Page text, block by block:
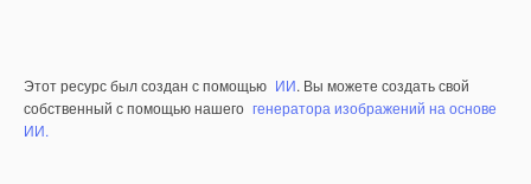
Этот ресурс был создан с помощью ИИ. Вы можете создать свой
собственный с помощью нашего генератора изображений на основе
ИИ.